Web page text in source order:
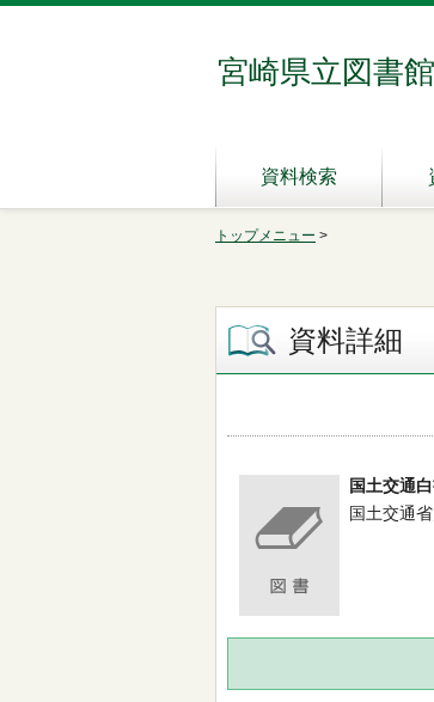
宮崎県立図書館
資料検索
トップメニュー >
資料詳細
国土交通
国土交通